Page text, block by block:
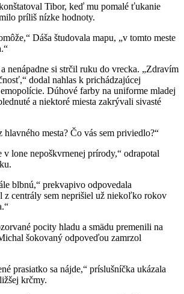
Tibor, keď mu pomalé ťukanie
príliš nízke hodnoty.
Dáša študovala mapu, „v tomto meste
nenápadne si strčil ruku do vrecka. „Zdravím
dodal nahlas k prichádzajúcej
Dúhové farby na uniforme mladej
a niektoré miesta zakrývali sivasté
mesta? Čo vás sem priviedlo?“
v lone nepoškvrnenej prírody,“ odrapotal
blbnú,“ prekvapivo odpovedala
z centrály sem neprišiel už niekoľko rokov
pocity hladu a smädu premenili na
šokovaný odpoveďou zamrzol
prasiatko sa nájde,“ príslušníčka ukázala
krčmy.